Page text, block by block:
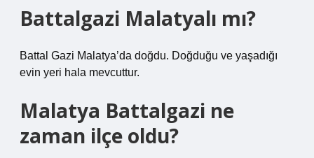
Battalgazi Malatyalı mı?
Battal Gazi Malatya’da doğdu. Doğduğu ve yaşadığı
evin yeri hala mevcuttur.
Malatya Battalgazi ne
zaman ilçe oldu?